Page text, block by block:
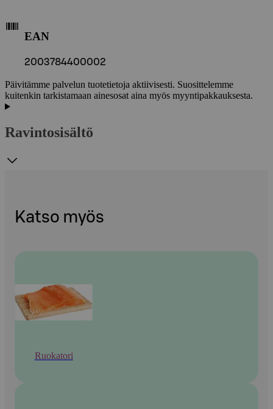
EAN
2003784400002
Päivitämme palvelun tuotetietoja aktiivisesti. Suosittelemme
kuitenkin tarkistamaan ainesosat aina myös myyntipakkauksesta.
Ravintosisältö
Katso myös
Ruokatori